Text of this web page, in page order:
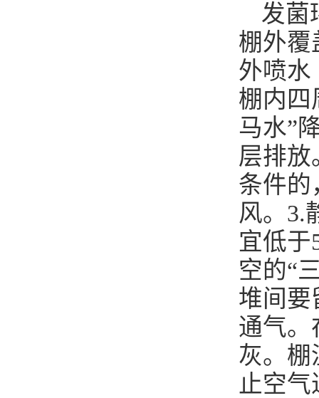
发菌
棚外覆
外喷水
棚内四
马水”
层排放
条件的
风。3.
宜低于
空的“
堆间要
通气。
灰。
止空